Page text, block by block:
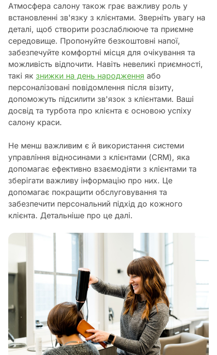
Атмосфера салону також грає важливу роль у
встановленні зв'язку з клієнтами. Зверніть увагу на
деталі, щоб створити розслаблююче та приємне
середовище. Пропонуйте безкоштовні напої,
забезпечуйте комфортні місця для очікування та
можливість відпочити. Навіть невеликі приємності,
такі як знижки на день народження або
персоналізовані повідомлення після візиту,
допоможуть підсилити зв'язок з клієнтами. Ваші
досвід та турбота про клієнта є основою успіху
салону краси.
Не менш важливим є й використання системи
управління відносинами з клієнтами (CRM), яка
допомагає ефективно взаємодіяти з клієнтами та
зберігати важливу інформацію про них. Це
допомагає покращити обслуговування та
забезпечити персональний підхід до кожного
клієнта. Детальніше про це далі.